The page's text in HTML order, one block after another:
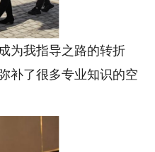
为我指导之路的转折
补了很多专业知识的空